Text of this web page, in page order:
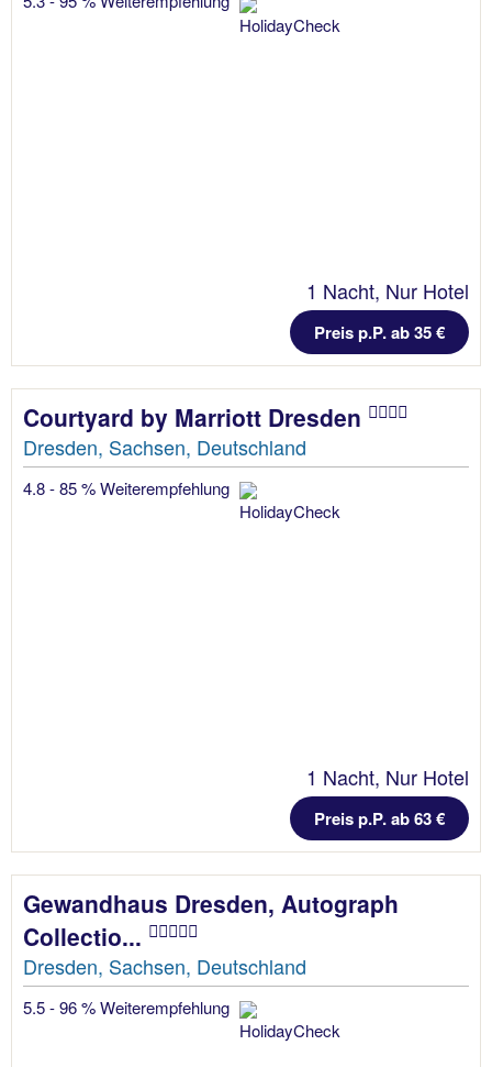
1 Nacht, Nur Hotel
Preis p.P. ab 35 €
Courtyard by Marriott Dresden
Dresden, Sachsen, Deutschland
4.8 - 85 % Weiterempfehlung
1 Nacht, Nur Hotel
Preis p.P. ab 63 €
Gewandhaus Dresden, Autograph
Collectio...
Dresden, Sachsen, Deutschland
5.5 - 96 % Weiterempfehlung